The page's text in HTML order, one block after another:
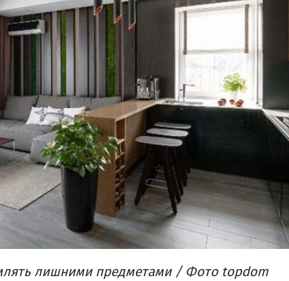
лишними предметами / Фото topdom